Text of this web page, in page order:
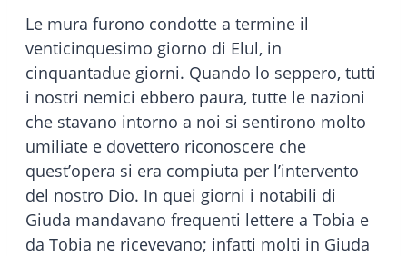
Le mura furono condotte a termine il
venticinquesimo giorno di Elul, in
cinquantadue giorni. Quando lo seppero, tutti
i nostri nemici ebbero paura, tutte le nazioni
che stavano intorno a noi si sentirono molto
umiliate e dovettero riconoscere che
quest’opera si era compiuta per l’intervento
del nostro Dio. In quei giorni i notabili di
Giuda mandavano frequenti lettere a Tobia e
da Tobia ne ricevevano; infatti molti in Giuda